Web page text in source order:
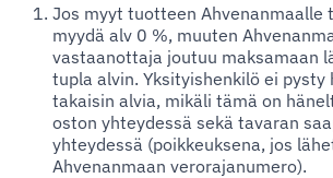
Jos myyt tuotteen Ahvenanmaalle
myydä alv 0 %, muuten
vastaanottaja joutuu maksamaan
tupla alvin. Yksityishenkilö ei pysty
takaisin alvia, mikäli tämä on
oston yhteydessä sekä tavaran
yhteydessä (poikkeuksena, jos
Ahvenanmaan verorajanumero).